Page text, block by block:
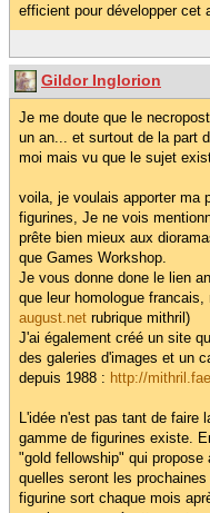
efficient pour développer cet
Gildor Inglorion
Je me doute que le
un an... et surtout de la part
moi mais vu que le sujet
voila, je voulais apporter ma
figurines, Je ne vois
prête bien mieux aux
que Games Workshop.
Je vous donne done le lien
que leur homologue
august.net rubrique mithril)
J'ai également créé un site
des galeries d'images et un
depuis 1988 : http://
L'idée n'est pas tant de faire
gamme de figurines existe.
"gold fellowship" qui
quelles seront les
figurine sort chaque mois